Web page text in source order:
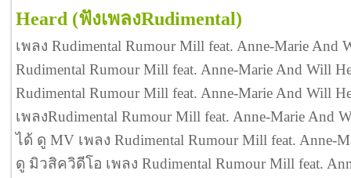
Heard (ฟังเพลงRudimental)
เพลง Rudimental Rumour Mill feat. Anne-Marie And
Rudimental Rumour Mill feat. Anne-Marie And Will
Rudimental Rumour Mill feat. Anne-Marie And Will
เพลงRudimental Rumour Mill feat. Anne-Marie
ได้ ดู MV เพลง Rudimental Rumour Mill feat. Anne-
ดู มิวสิควิดีโอ เพลง Rudimental Rumour Mill feat.